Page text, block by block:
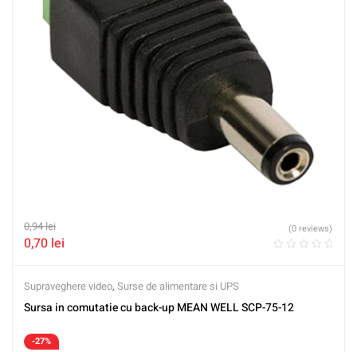
0,94lei
0,70 lei
(0 reviews)
Supraveghere video, Surse de alimentare si UPS
Sursa in comutatie cu back-up MEAN WELL SCP-75-12
-27%